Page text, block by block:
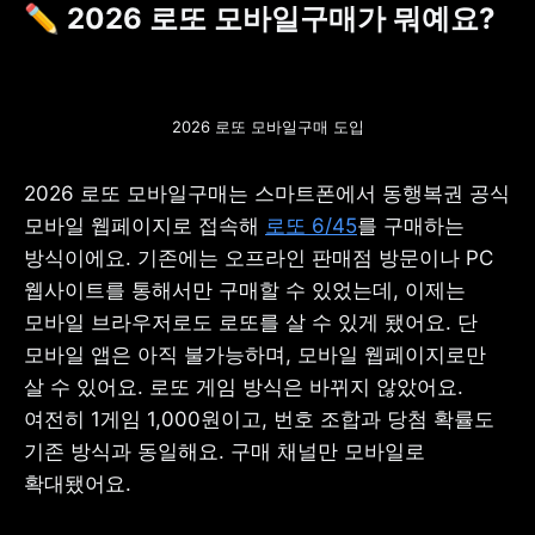
✏️ 2026 로또 모바일구매가 뭐예요?
2026 로또 모바일구매 도입
2026 로또 모바일구매는 스마트폰에서 동행복권 공식
모바일 웹페이지로 접속해 로또 6/45를 구매하는
방식이에요. 기존에는 오프라인 판매점 방문이나 PC
웹사이트를 통해서만 구매할 수 있었는데, 이제는
모바일 브라우저로도 로또를 살 수 있게 됐어요. 단
모바일 앱은 아직 불가능하며, 모바일 웹페이지로만
살 수 있어요. 로또 게임 방식은 바뀌지 않았어요.
여전히 1게임 1,000원이고, 번호 조합과 당첨 확률도
기존 방식과 동일해요. 구매 채널만 모바일로
확대됐어요.